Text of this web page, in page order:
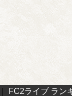
FC2ライブ ラン